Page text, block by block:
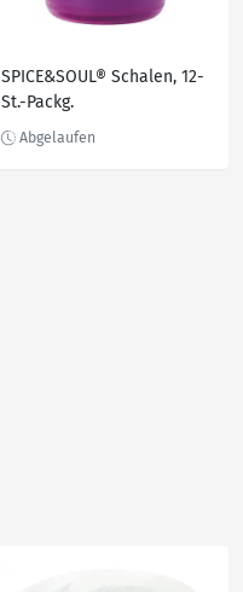
SPICE&SOUL® Schalen, 12-
St.-Packg.